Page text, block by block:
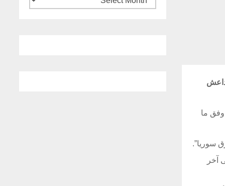
داعش
وفق ما
سوريا”.
آخر